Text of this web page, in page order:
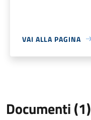
VAI ALLA PAGINA
Documenti (1)